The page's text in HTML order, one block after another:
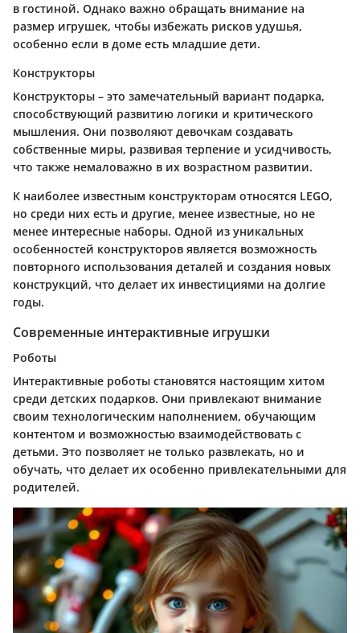
в гостиной. Однако важно обращать внимание на
размер игрушек, чтобы избежать рисков удушья,
особенно если в доме есть младшие дети.
Конструкторы
Конструкторы – это замечательный вариант подарка,
способствующий развитию логики и критического
мышления. Они позволяют девочкам создавать
собственные миры, развивая терпение и усидчивость,
что также немаловажно в их возрастном развитии.
К наиболее известным конструкторам относятся LEGO,
но среди них есть и другие, менее известные, но не
менее интересные наборы. Одной из уникальных
особенностей конструкторов является возможность
повторного использования деталей и создания новых
конструкций, что делает их инвестициями на долгие
годы.
Современные интерактивные игрушки
Роботы
Интерактивные роботы становятся настоящим хитом
среди детских подарков. Они привлекают внимание
своим технологическим наполнением, обучающим
контентом и возможностью взаимодействовать с
детьми. Это позволяет не только развлекать, но и
обучать, что делает их особенно привлекательными для
родителей.